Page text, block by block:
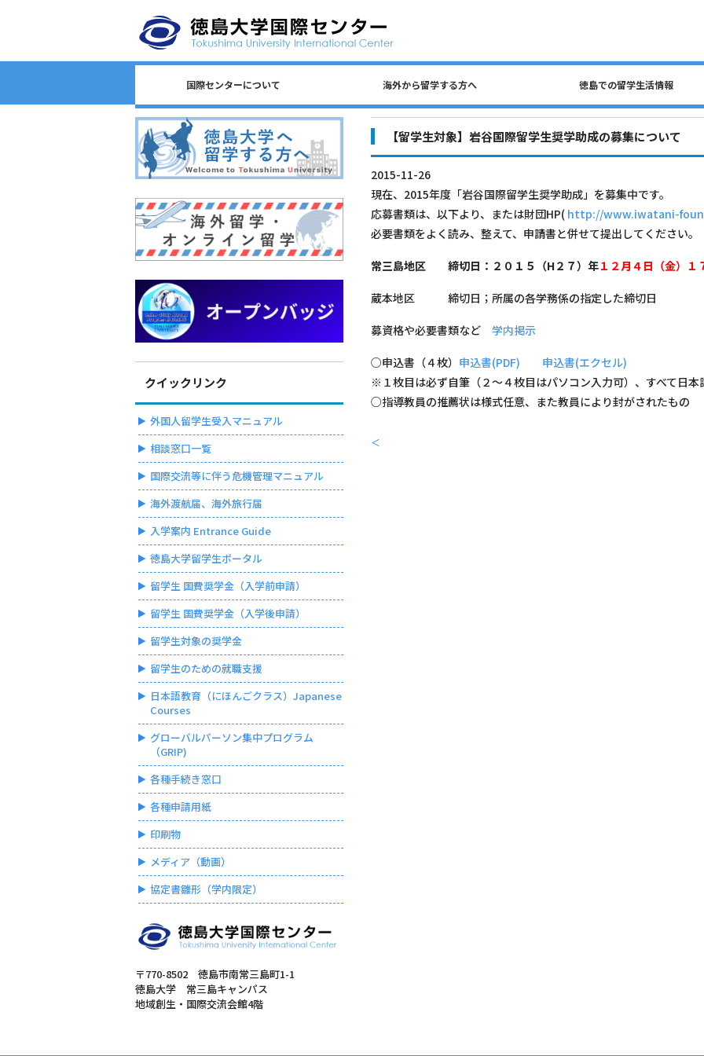
国際センターについて
国際センターについて
センター長からのごあいさつ
国際センターのロゴについて
沿革
日本語教育/Japanese Program
相談窓口一覧
スタッフ一覧
国際課連絡先
海外から留学する方へ 徳島での留学生活情報
【留学生対象】岩谷国際留学生奨学助成の募集について
2015-11-26
現在、2015年度「岩谷国際留学生奨学助成」を募集中です。
応募書類は、以下より、または財団HP( http://www.iwatani-
必要書類をよく読み、整えて、申請書と併せて提出してください。
常三島地区 締切日： ２０１５（H２７）年１２月４日（金）
蔵本地区 締切日；所属の各学務係の指定した締切日
募資格や必要書類など 学内掲示
○申込書（４枚） 申込書(PDF)
申込書(エクセル)
※１枚目は必ず自筆（２～４枚目はパソコン入力可）、すべて日本
○指導教員の推薦状は様式任意、また教員により封がされたもの
＜
クイックリンク
外国人留学生受入マニュアル
相談窓口一覧
国際交流等に伴う危機管理マニュアル
海外渡航届、海外旅行届
入学案内 Entrance Guide
徳島大学留学生ポータル
留学生 国費奨学金（入学前申請）
留学生 国費奨学金（入学後申請）
留学生対象の奨学金
留学生のための就職支援
日本語教育（にほんごクラス）Japanese
Courses
グローバルパーソン集中プログラム
（GRIP)
各種手続き窓口
各種申請用紙
印刷物
メディア（動画）
協定書雛形（学内限定）
〒770-8502 徳島市南常三島町1-1
徳島大学 常三島キャンパス
地域創生・国際交流会館4階